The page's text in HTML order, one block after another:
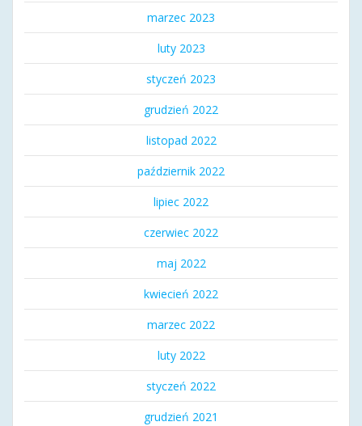
marzec 2023
luty 2023
styczeń 2023
grudzień 2022
listopad 2022
październik 2022
lipiec 2022
czerwiec 2022
maj 2022
kwiecień 2022
marzec 2022
luty 2022
styczeń 2022
grudzień 2021